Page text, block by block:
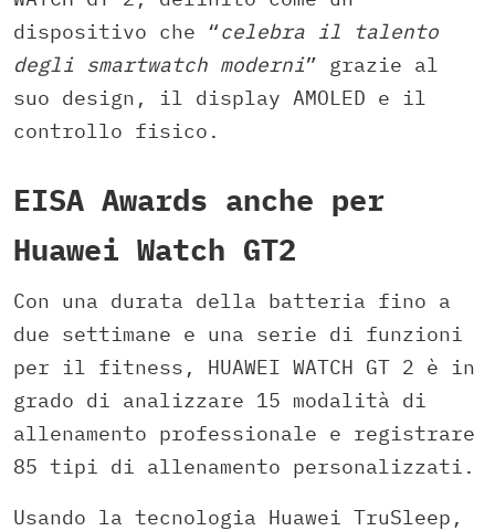
dispositivo che “celebra il talento
degli smartwatch moderni” grazie al
suo design, il display AMOLED e il
controllo fisico.
EISA Awards anche per
Huawei Watch GT2
Con una durata della batteria fino a
due settimane e una serie di funzioni
per il fitness, HUAWEI WATCH GT 2 è in
grado di analizzare 15 modalità di
allenamento professionale e registrare
85 tipi di allenamento personalizzati.
Usando la tecnologia Huawei TruSleep,